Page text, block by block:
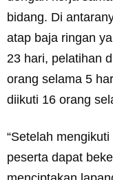
bidang. Di
atap baja ringan
23 hari, pelatihan
orang selama 5
diikuti 16 orang
“Setelah
peserta dapat